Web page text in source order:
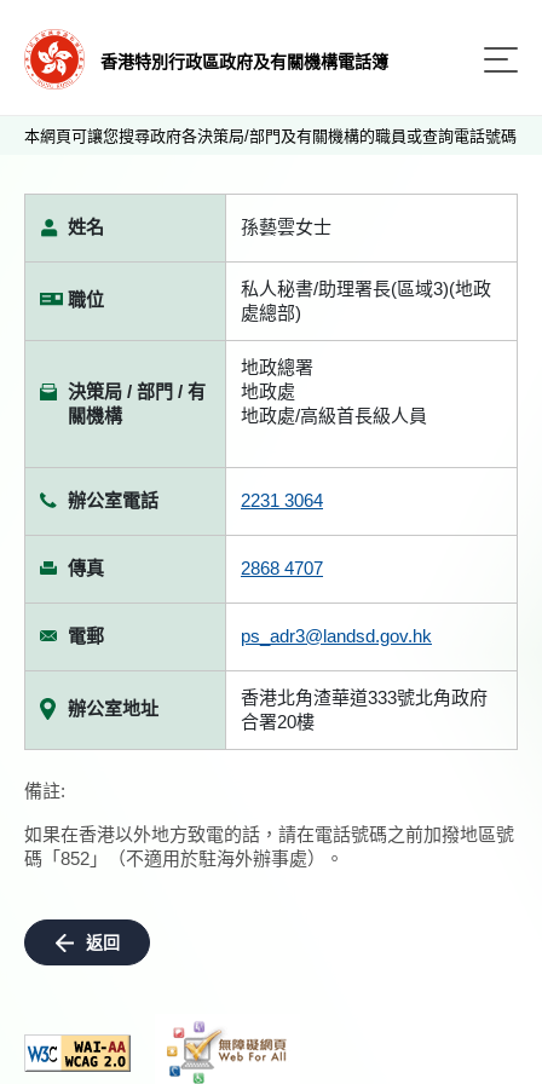
香港特別行政區政府及有關機構電話簿
本網頁可讓您搜尋政府各決策局/部門及有關機構的職員或查詢電話號碼
姓名 孫藝雲女士
職位
私人秘書/助理署長(區域3)(地政
處總部)
決策局 / 部門 / 有
關機構
地政總署
地政處
地政處/高級首長級人員
辦公室電話 2231 3064
傳真 2868 4707
電郵 ps_adr3@landsd.gov.hk
辦公室地址
香港北角渣華道333號北角政府
合署20樓
備註:
如果在香港以外地方致電的話，請在電話號碼之前加撥地區號
碼「852」（不適用於駐海外辦事處）。
返回